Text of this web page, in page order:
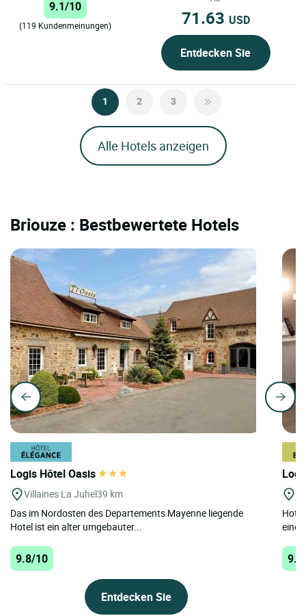
9.1/10
(119 Kundenmeinungen) 71.63 USD
Entdecken Sie
1 2 3
Alle Hotels anzeigen
Briouze : Bestbewertete Hotels
Logis Hôtel Oasis
Villaines La Juhel39 km
Das im Nordosten des Departements Mayenne liegende
Hotel ist ein alter umgebauter...
9.8/10
Entdecken Sie